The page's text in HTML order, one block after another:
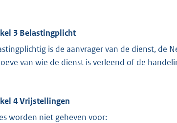
3 Belastingplicht
is de aanvrager van de dienst, de
van wie de dienst is verleend of de
4Vrijstellingen
worden niet geheven voor: